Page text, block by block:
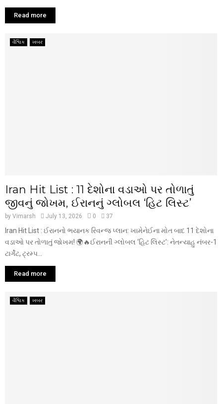
Read more
વૈશ્વિક ખબર
Iran Hit List : 11 દેશોના વડાઓ પર તોળાતું
જીવનું જોખમ, ઈરાનનું ગ્લોબલ ‘હિટ લિસ્ટ’
by Vimarsh July 13, 2026 0 37
Iran Hit List : ઈરાનનો ભયાનક રિવન્જ પ્લાન: ખામેનેઈના મોત બાદ 11 દેશોના
વડાઓ પર તોળાતું જોખમ! 🌍🔥ઈરાનની ગ્લોબલ ‘હિટ લિસ્ટ’: નેતન્યાહુ નંબર-1
ટાર્ગેટ, ટ્રમ્પ...
Read more
વૈશ્વિક ખબર